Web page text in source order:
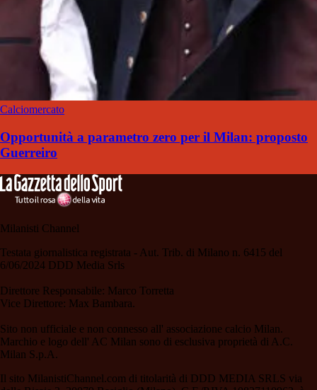
Calciomercato
Opportunità a parametro zero per il Milan: proposto
Guerreiro
Milanisti Channel
Testata giornalistica registrata - Aut. Trib. di Milano n. 6415 del
6/06/2024 DDD Media Srls
Direttore Responsabile: Marco Torretta
Vice Direttore: Max Bambara.
Sito non ufficiale e non connesso all' associazione calcio Milan.
Marchio e logo dell' AC Milan sono di esclusiva proprietà di A.C.
Milan S.p.A.
Il sito MilanistiChannel.com di titolarità di DDD MEDIA SRLS via